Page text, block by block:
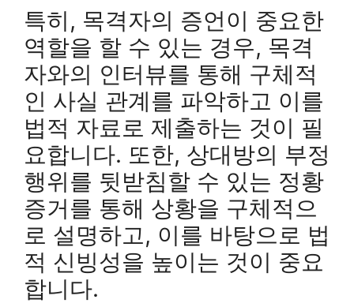
특히, 목격자의 증언이 중요한
역할을 할 수 있는 경우, 목격
자와의 인터뷰를 통해 구체적
인 사실 관계를 파악하고 이를
법적 자료로 제출하는 것이 필
요합니다. 또한, 상대방의 부정
행위를 뒷받침할 수 있는 정황
증거를 통해 상황을 구체적으
로 설명하고, 이를 바탕으로 법
적 신빙성을 높이는 것이 중요
합니다.